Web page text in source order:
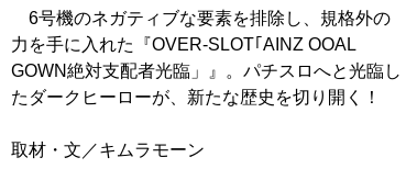
6号機のネガティブな要素を排除し、規格外の
力を手に入れた『OVER-SLOT｢AINZ OOAL
GOWN絶対支配者光臨」』。パチスロへと光臨し
たダークヒーローが、新たな歴史を切り開く！